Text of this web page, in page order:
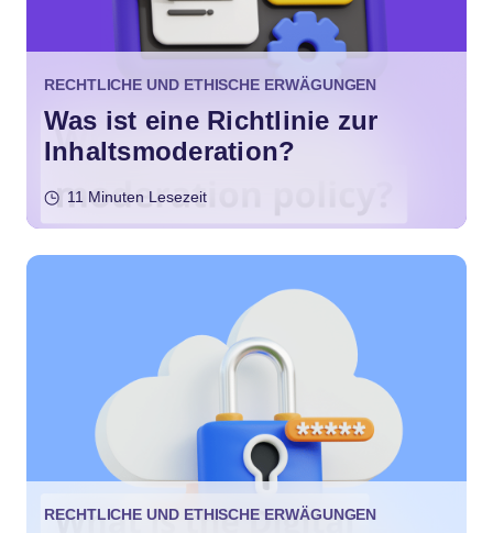
RECHTLICHE UND ETHISCHE ERWÄGUNGEN
Was ist eine Richtlinie zur
Inhaltsmoderation?
11 Minuten Lesezeit
RECHTLICHE UND ETHISCHE ERWÄGUNGEN